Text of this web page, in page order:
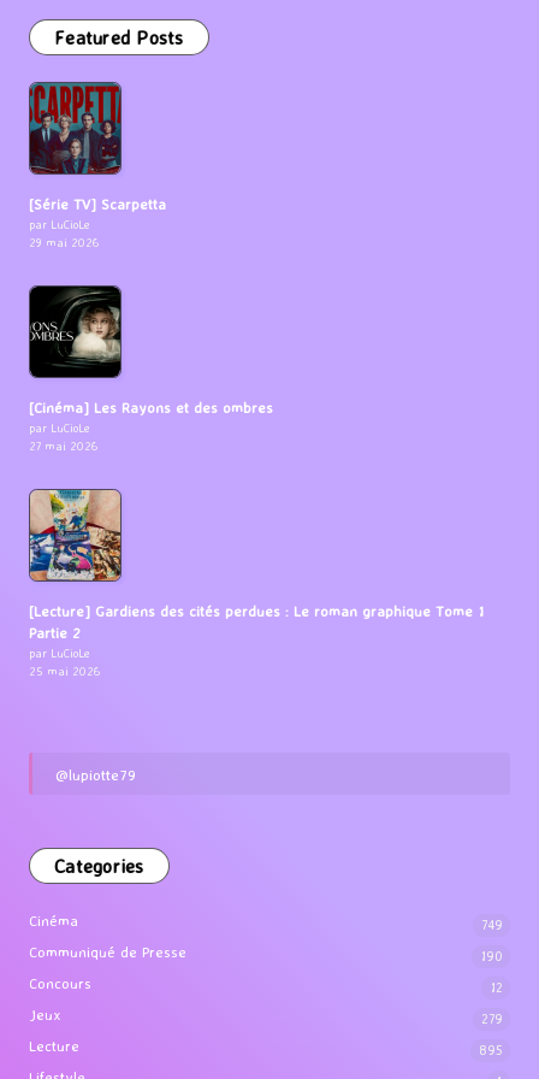
Featured Posts
[Série TV] Scarpetta
par LuCioLe
29 mai 2026
[Cinéma] Les Rayons et des ombres
par LuCioLe
27 mai 2026
[Lecture] Gardiens des cités perdues : Le roman graphique Tome 1
Partie 2
par LuCioLe
25 mai 2026
@lupiotte79
Categories
Cinéma 749
Communiqué de Presse 190
Concours 12
Jeux 279
Lecture 895